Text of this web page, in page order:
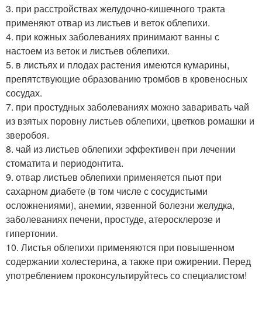
3. при расстройствах желудочно-кишечного тракта
применяют отвар из листьев и веток облепихи.
4. при кожных заболеваниях принимают ванны с
настоем из веток и листьев облепихи.
5. в листьях и плодах растения имеются кумарины,
препятствующие образованию тромбов в кровеносных
сосудах.
7. при простудных заболеваниях можно заваривать чай
из взятых поровну листьев облепихи, цветков ромашки и
зверобоя.
8. чай из листьев облепихи эффективен при лечении
стоматита и периодонтита.
9. отвар листьев облепихи применяется пьют при
сахарном диабете (в том числе с сосудистыми
осложнениями), анемии, язвенной болезни желудка,
заболеваниях печени, простуде, атеросклерозе и
гипертонии.
10. Листья облепихи применяются при повышенном
содержании холестерина, а также при ожирении. Перед
употреблением проконсультируйтесь со специалистом!